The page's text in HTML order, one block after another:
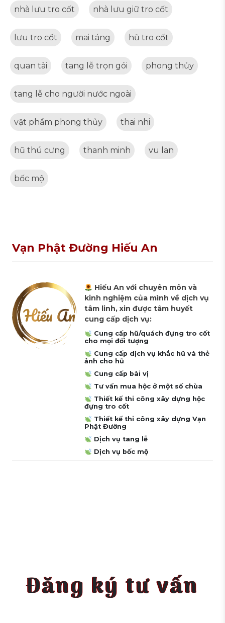
nhà lưu tro cốt nhà lưu giữ tro cốt
lưu tro cốt mai táng hũ tro cốt
quan tài tang lễ trọn gói phong thủy
tang lễ cho người nước ngoài
vật phẩm phong thủy thai nhi
hũ thú cưng thanh minh vu lan
bốc mộ
Vạn Phật Đường Hiếu An
Hiếu An với chuyên môn và
kinh nghiệm của mình về dịch vụ
tâm linh, xin được tâm huyết
cung cấp dịch vụ:
Cung cấp hũ/quách đựng tro cốt
cho mọi đối tượng
Cung cấp dịch vụ khắc hũ và thẻ
ảnh cho hũ
Cung cấp bài vị
Tư vấn mua hộc ở một số chùa
Thiết kế thi công xây dựng hộc
đựng tro cốt
Thiết kế thi công xây dựng Vạn
Phật Đường
Dịch vụ tang lễ
Dịch vụ bốc mộ
Đăng ký tư vấn